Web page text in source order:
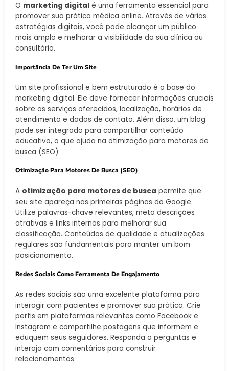
O marketing digital é uma ferramenta essencial para
promover sua prática médica online. Através de várias
estratégias digitais, você pode alcançar um público
mais amplo e melhorar a visibilidade da sua clínica ou
consultório.
Importância De Ter Um Site
Um site profissional e bem estruturado é a base do
marketing digital. Ele deve fornecer informações cruciais
sobre os serviços oferecidos, localização, horários de
atendimento e dados de contato. Além disso, um blog
pode ser integrado para compartilhar conteúdo
educativo, o que ajuda na otimização para motores de
busca (SEO).
Otimização Para Motores De Busca (SEO)
A otimização para motores de busca permite que
seu site apareça nas primeiras páginas do Google.
Utilize palavras-chave relevantes, meta descrições
atrativas e links internos para melhorar sua
classificação. Conteúdos de qualidade e atualizações
regulares são fundamentais para manter um bom
posicionamento.
Redes Sociais Como Ferramenta De Engajamento
As redes sociais são uma excelente plataforma para
interagir com pacientes e promover sua prática. Crie
perfis em plataformas relevantes como Facebook e
Instagram e compartilhe postagens que informem e
eduquem seus seguidores. Responda a perguntas e
interaja com comentários para construir
relacionamentos.